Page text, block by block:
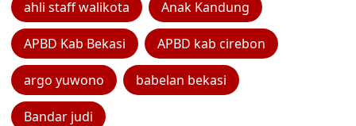
ahli staff walikota Anak Kandung
APBD Kab Bekasi APBD kab cirebon
argo yuwono babelan bekasi
Bandar judi